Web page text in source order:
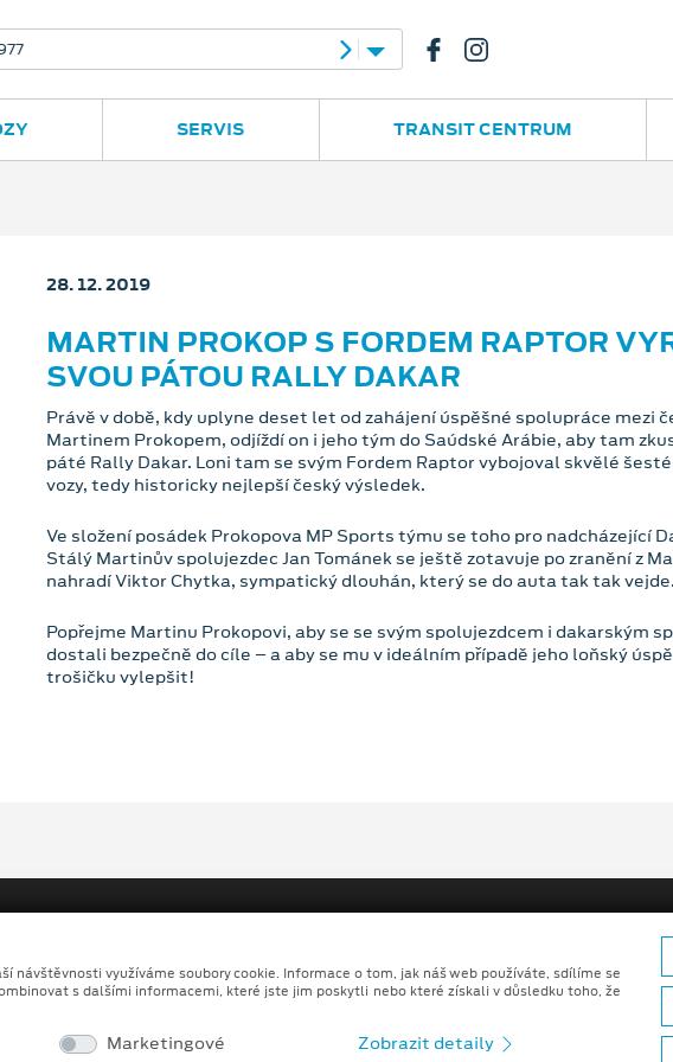
SERVIS TRANSIT CENTRUM
28. 12. 2019
MARTIN PROKOP S FORDEM RAPTOR
SVOU PÁTOU RALLY DAKAR
Právě v době, kdy uplyne deset let od zahájení úspěšné spolupráce mezi
Martinem Prokopem, odjíždí on i jeho tým do Saúdské Arábie, aby tam
páté Rally Dakar. Loni tam se svým Fordem Raptor vybojoval skvělé
vozy, tedy historicky nejlepší český výsledek.
Ve složení posádek Prokopova MP Sports týmu se toho pro nadcházející
Stálý Martinův spolujezdec Jan Tománek se ještě zotavuje po zranění z
nahradí Viktor Chytka, sympatický dlouhán, který se do auta tak tak vejde.
Popřejme Martinu Prokopovi, aby se se svým spolujezdcem i dakarským
dostali bezpečně do cíle – a aby se mu v ideálním případě jeho loňský
trošičku vylepšit!
Copyright ©2026 MALÝ A VELKÝ, spol. s r.o.
Ochrana osobních údajů Prohlášení o zpracování údajů konečných zákazníků
návštěvnosti využíváme soubory cookie. Informace o tom, jak náš web používáte, sdílíme se
s dalšími informacemi, které jste jim poskytli nebo které získali v důsledku toho, že
Marketingové Zobrazit detaily